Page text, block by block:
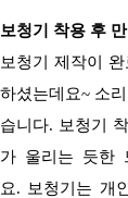
보청기 착용 후
보청기 제작이 완
하셨는데요~ 소
습니다. 보청기
가 울리는 듯한
요. 보청기는 개